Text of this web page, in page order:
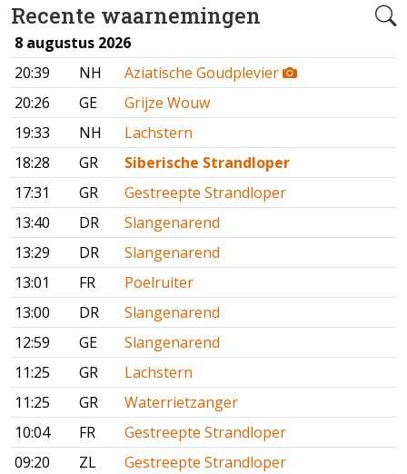
Recente waarnemingen
8 augustus 2026
20:39
NH
Aziatische Goudplevier
20:26
GE
Grijze Wouw
19:33
NH
Lachstern
18:28
GR
Siberische Strandloper
17:31
GR
Gestreepte Strandloper
13:40
DR
Slangenarend
13:29
DR
Slangenarend
13:01
FR
Poelruiter
13:00
DR
Slangenarend
12:59
GE
Slangenarend
11:25
GR
Lachstern
11:25
GR
Waterrietzanger
10:04
FR
Gestreepte Strandloper
09:20
ZL
Gestreepte Strandloper